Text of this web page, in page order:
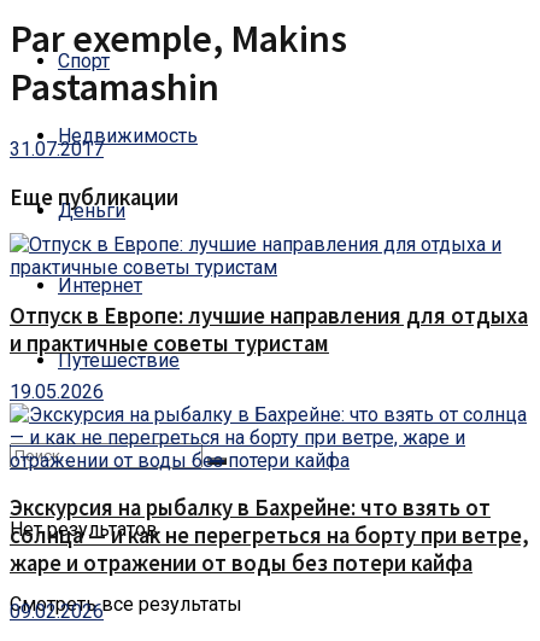
Спорт
Недвижимость
Деньги
Интернет
Путешествие
Нет результатов
Смотреть все результаты
Par exemple, Makins
Pastamashin
31.07.2017
Еще публикации
Отпуск в Европе: лучшие направления для отдыха
и практичные советы туристам
19.05.2026
Экскурсия на рыбалку в Бахрейне: что взять от
солнца — и как не перегреться на борту при ветре,
жаре и отражении от воды без потери кайфа
09.02.2026